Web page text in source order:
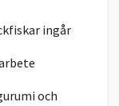
ingår
och